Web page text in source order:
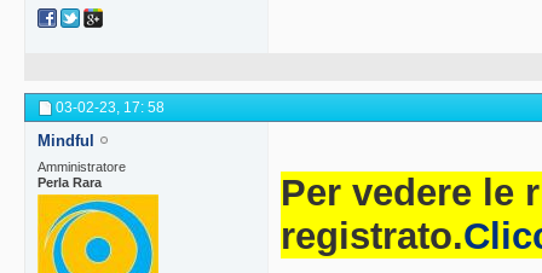
03-02-23, 17: 58
Mindful
Amministratore
Perla Rara
Per vedere le
registrato.